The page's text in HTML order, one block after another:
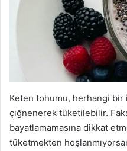
Keten tohumu, herhangi bir
çiğnenerek tüketilebilir.
bayatlamamasına dikkat
tüketmekten